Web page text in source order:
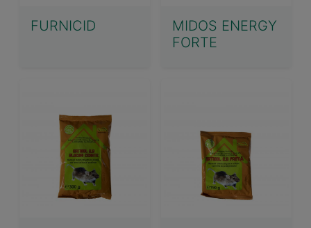
FURNICID
MIDOS ENERGY
FORTE